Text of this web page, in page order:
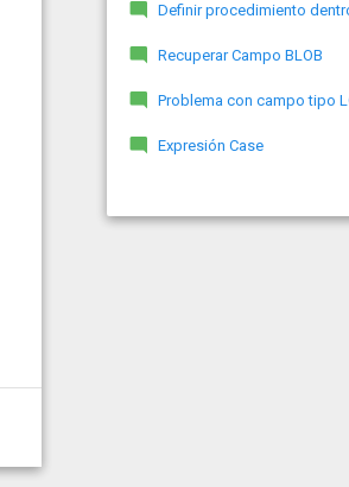
Definir procedimiento
Recuperar Campo BLOB
Problema con campo tipo
Expresión Case